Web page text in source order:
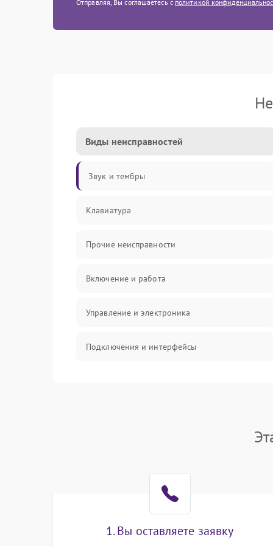
Отправляя, Вы соглашаетесь с политикой
Виды неисправностей
Звук и тембры
Клавиатура
Прочие неисправности
Включение и работа
Управление и электроника
Подключения и интерфейсы
1. Вы оставляете заявку